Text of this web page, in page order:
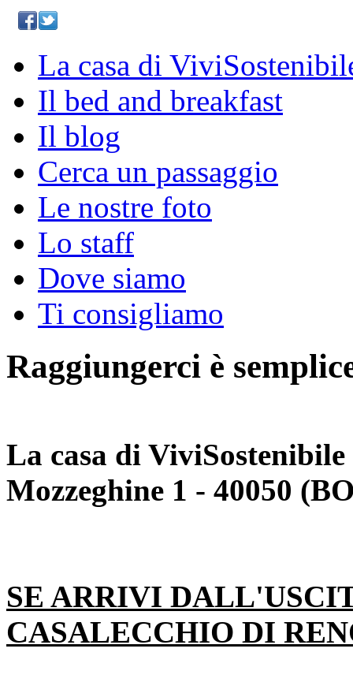
La casa di
Il bed and breakfast
Il blog
Cerca un passaggio
Le nostre foto
Lo staff
Dove siamo
Ti consigliamo
Raggiungerci è
La casa di
Mozzeghine 1 - 40050
SE ARRIVI
CASALECCHIO DI